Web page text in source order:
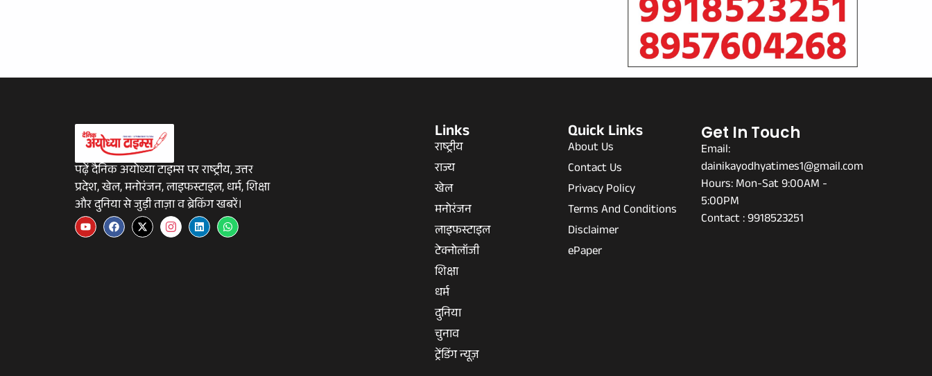
पढ़ें दैनिक अयोध्या टाइम्स पर राष्ट्रीय, उत्तर
प्रदेश, खेल, मनोरंजन, लाइफस्टाइल, धर्म, शिक्षा
और दुनिया से जुड़ी ताज़ा व ब्रेकिंग खबरें।
Links
राष्ट्रीय
राज्य
खेल
मनोरंजन
लाइफस्टाइल
टेक्नोलॉजी
शिक्षा
धर्म
दुनिया
चुनाव
ट्रेंडिंग न्यूज़
Quick Links
About Us
Contact Us
Privacy Policy
Terms And Conditions
Disclaimer
ePaper
Get In Touch
Email:
dainikayodhyatimes1@gmail.com
Hours: Mon-Sat 9:00AM -
5:00PM
Contact : 9918523251